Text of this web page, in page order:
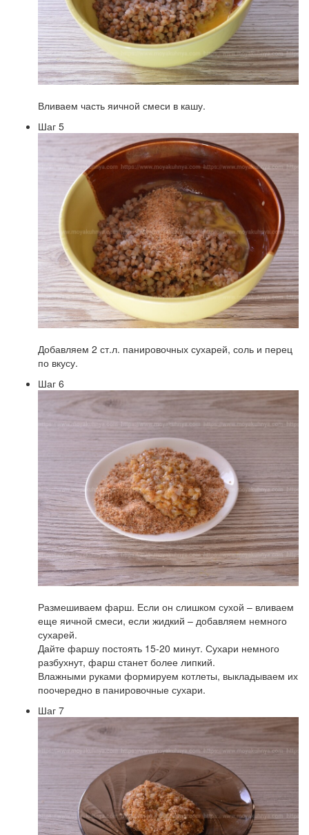
Вливаем часть яичной смеси в кашу.
Шаг 5
Добавляем 2 ст.л. панировочных сухарей, соль и перец
по вкусу.
Шаг 6
Размешиваем фарш. Если он слишком сухой – вливаем
еще яичной смеси, если жидкий – добавляем немного
сухарей.
Дайте фаршу постоять 15-20 минут. Сухари немного
разбухнут, фарш станет более липкий.
Влажными руками формируем котлеты, выкладываем их
поочередно в панировочные сухари.
Шаг 7